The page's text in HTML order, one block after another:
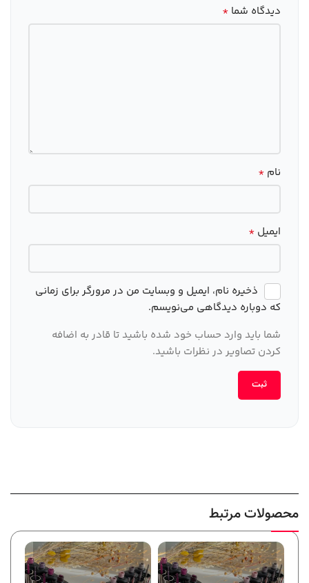
دیدگاه شما *
نام *
ایمیل *
ذخیره نام، ایمیل و وبسایت من در مرورگر برای زمانی
که دوباره دیدگاهی می‌نویسم.
شما باید وارد حساب خود شده باشید تا قادر به اضافه
کردن تصاویر در نظرات باشید.
محصولات مرتبط